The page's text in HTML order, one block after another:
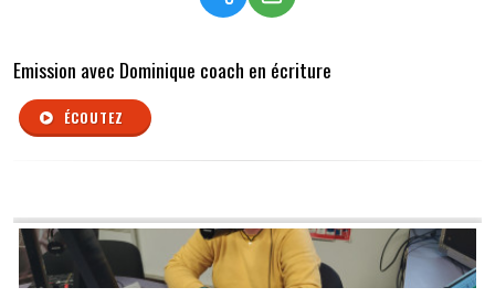
Emission avec Dominique coach en écriture
ÉCOUTEZ